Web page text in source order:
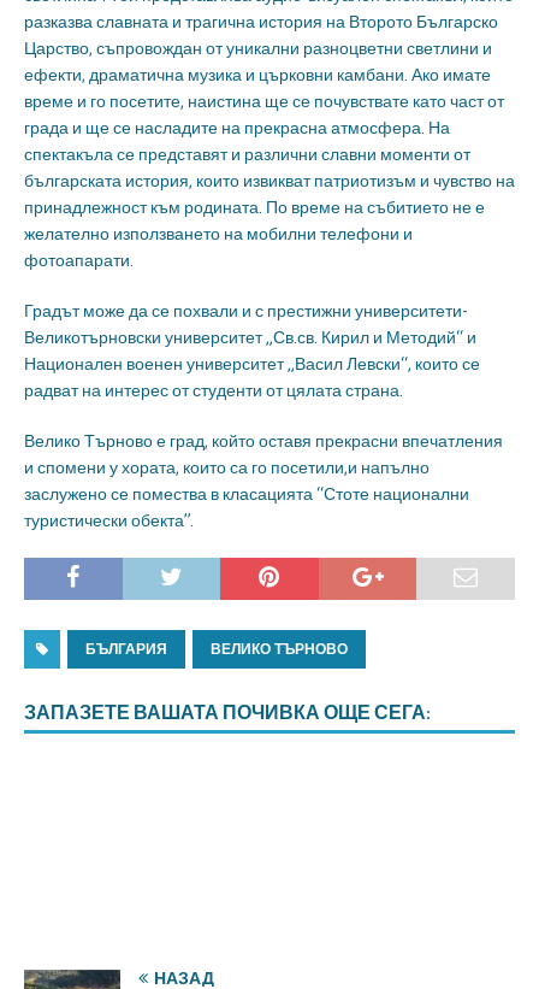
разказва славната и трагична история на Второто Българско
Царство, съпровождан от уникални разноцветни светлини и
ефекти, драматична музика и църковни камбани. Ако имате
време и го посетите, наистина ще се почувствате като част от
града и ще се насладите на прекрасна атмосфера. На
спектакъла се представят и различни славни моменти от
българската история, които извикват патриотизъм и чувство на
принадлежност към родината. По време на събитието не е
желателно използването на мобилни телефони и
фотоапарати.
Градът може да се похвали и с престижни университети-
Великотърновски университет „Св.св. Кирил и Методий“ и
Национален военен университет „Васил Левски“, които се
радват на интерес от студенти от цялата страна.
Велико Търново е град, който оставя прекрасни впечатления
и спомени у хората, които са го посетили,и напълно
заслужено се помества в класацията “Стоте национални
туристически обекта”.
БЪЛГАРИЯ ВЕЛИКО ТЪРНОВО
ЗАПАЗЕТЕ ВАШАТА ПОЧИВКА ОЩЕ СЕГА:
НАЗАД